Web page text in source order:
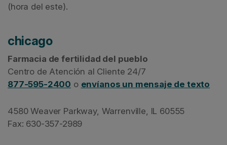
(hora del este).
chicago
Farmacia de fertilidad del pueblo
Centro de Atención al Cliente 24/7
877-595-2400 o envíanos un mensaje de texto
4580 Weaver Parkway, Warrenville, IL 60555
Fax: 630-357-2989